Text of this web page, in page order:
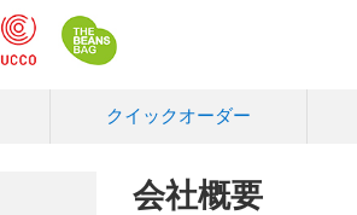
クイックオーダー
会社概要